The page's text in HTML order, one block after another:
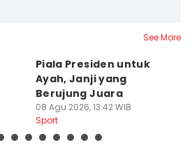
See More
Piala Presiden untuk
Ayah, Janji yang
Berujung Juara
08 Agu 2026, 13:42 WIB
Sport